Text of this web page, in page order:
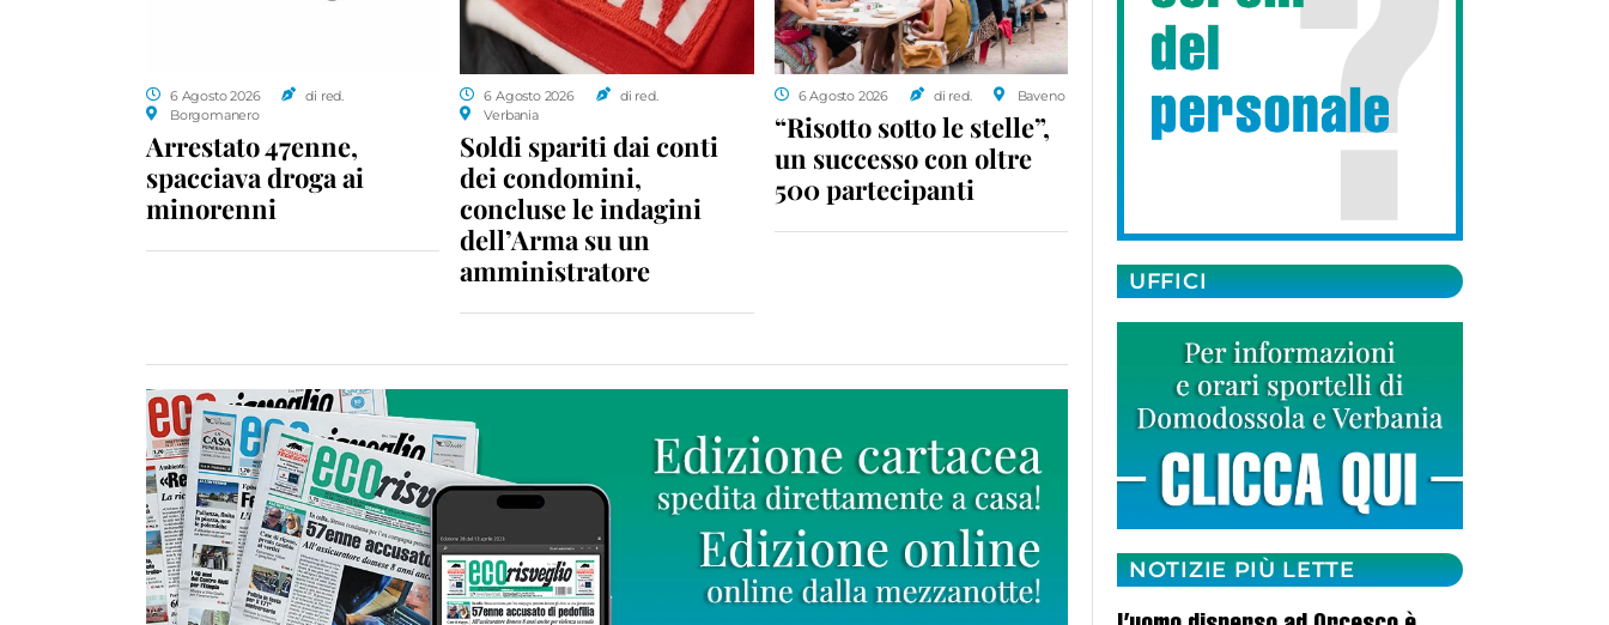
6 Agosto 2026
di red.
Borgomanero
Arrestato 47enne,
spacciava droga ai
minorenni
6 Agosto 2026
di red.
Verbania
Soldi spariti dai conti
dei condomini,
concluse le indagini
dell’Arma su un
amministratore
6 Agosto 2026 di red. Baveno
“Risotto sotto le stelle”,
un successo con oltre
500 partecipanti
UFFICI
NOTIZIE PIÙ LETTE